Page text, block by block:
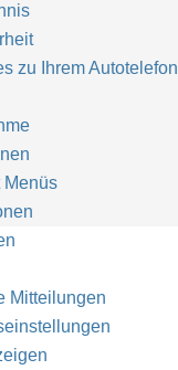
zu Ihrem Autotelefon
Menüs
Mitteilungen